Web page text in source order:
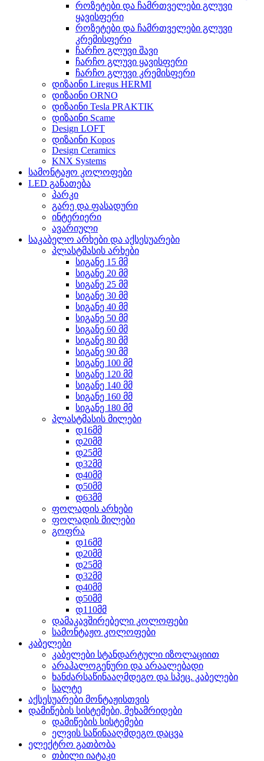
როზეტები და ჩამრთველები გლუვი
ყავისფერი
როზეტები და ჩამრთველები გლუვი
კრემისფერი
ჩარჩო გლუვი შავი
ჩარჩო გლუვი ყავისფერი
ჩარჩო გლუვი კრემისფერი
დიზაინი Liregus HERMI
დიზაინი ORNO
დიზაინი Tesla PRAKTIK
დიზაინი Scame
Design LOFT
დიზაინი Kopos
Design Ceramics
KNX Systems
სამონტაჟო კოლოფები
LED განათება
პარკი
გარე და ფასადური
ინტერიერი
ავარიული
საკაბელო არხები და აქსესუარები
პლასტმასის არხები
სიგანე 15 მმ
სიგანე 20 მმ
სიგანე 25 მმ
სიგანე 30 მმ
სიგანე 40 მმ
სიგანე 50 მმ
სიგანე 60 მმ
სიგანე 80 მმ
სიგანე 90 მმ
სიგანე 100 მმ
სიგანე 120 მმ
სიგანე 140 მმ
სიგანე 160 მმ
სიგანე 180 მმ
პლასტმასის მილები
დ16მმ
დ20მმ
დ25მმ
დ32მმ
დ40მმ
დ50მმ
დ63მმ
ფოლადის არხები
ფოლადის მილები
გოფრა
დ16მმ
დ20მმ
დ25მმ
დ32მმ
დ40მმ
დ50მმ
დ110მმ
დამაკავშირებელი კოლოფები
სამონტაჟო კოლოფები
კაბელები
კაბელები სტანდარტული იზოლაციით
არაჰალოგენური და არაალებადი
ხანძარსაწინააღმდეგო და სპეც. კაბელები
სალტე
აქსესუარები მონტაჟისთვის
დამიწების სისტემები, მეხამრიდები
დამიწების სისტემები
ელვის საწინააღმდეგო დაცვა
ელექტრო გათბობა
თბილი იატაკი